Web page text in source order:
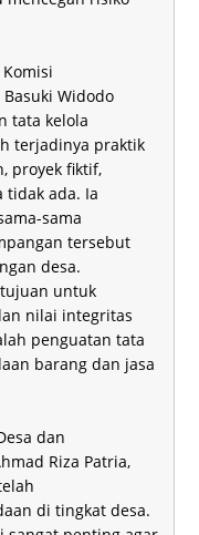
Widodo
tata kelola
terjadinya praktik
proyek fiktif,
tidak ada. Ia
sama
tersebut
desa.
untuk
nilai integritas
penguatan tata
barang dan jasa
dan
Riza Patria,
di tingkat desa.